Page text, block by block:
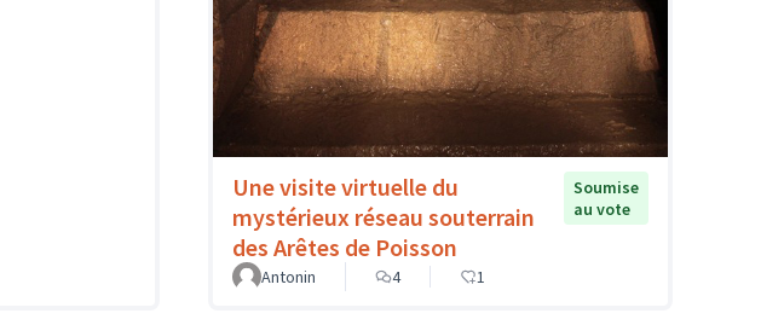
Une visite virtuelle du
mystérieux réseau souterrain
des Arêtes de Poisson
Soumise
au vote
Antonin 4 1